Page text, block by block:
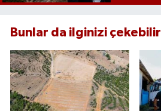
Bunlar da ilginizi çekebilir